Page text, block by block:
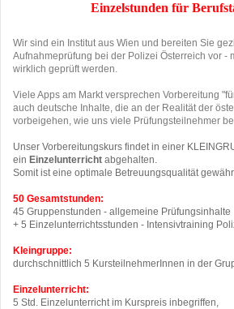
Einzelstunden für
Wir sind ein Institut aus Wien und bereiten Sie
Aufnahmeprüfung bei der Polizei Österreich vor -
wirklich geprüft werden.
Viele Apps am Markt versprechen Vorbereitung
auch deutsche Inhalte, die an der Realität der
vorbeigehen, wie uns viele Prüfungsteilnehmer
Unser Vorbereitungskurs findet in einer
ein Einzelunterricht abgehalten.
Somit ist eine optimale Betreuungsqualität
50 Gesamtstunden:
45 Gruppenstunden - allgemeine Prüfungsinhalte
+ 5 Einzelunterrichtsstunden - Intensivtraining
Kleingruppe:
durchschnittlich 5 KursteilnehmerInnen in der
Einzelunterricht:
5 Std. Einzelunterricht im Kurspreis inbegriffen,